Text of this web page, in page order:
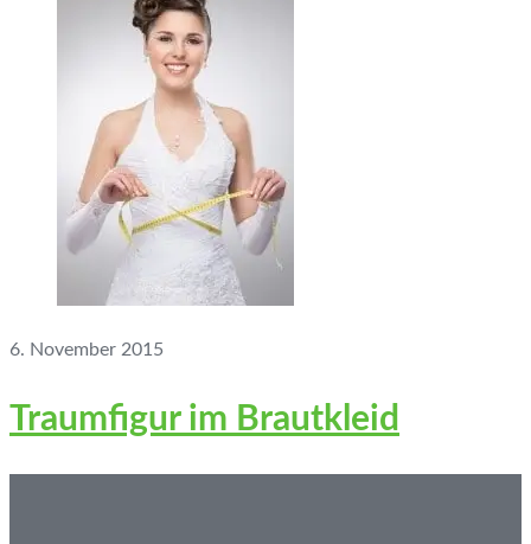
6. November 2015
Traumfigur im Brautkleid